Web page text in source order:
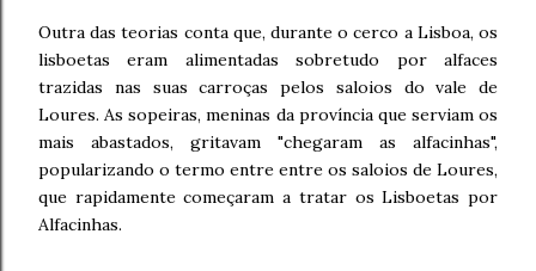
Outra das teorias conta que, durante o cerco a Lisboa, os
lisboetas eram alimentadas sobretudo por alfaces
trazidas nas suas carroças pelos saloios do vale de
Loures. As sopeiras, meninas da província que serviam os
mais abastados, gritavam "chegaram as alfacinhas",
popularizando o termo entre entre os saloios de Loures,
que rapidamente começaram a tratar os Lisboetas por
Alfacinhas.